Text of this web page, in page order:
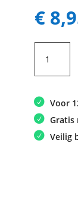
€
Boomer!
Pocket
Voor
Gratis
Veilig